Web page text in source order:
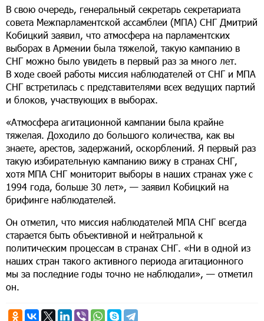
В свою очередь, генеральный секретарь секретариата
совета Межпарламентской ассамблеи (МПА) СНГ Дмитрий
Кобицкий заявил, что атмосфера на парламентских
выборах в Армении была тяжелой, такую кампанию в
СНГ можно было увидеть в первый раз за много лет.
В ходе своей работы миссия наблюдателей от СНГ и МПА
СНГ встретилась с представителями всех ведущих партий
и блоков, участвующих в выборах.
«Атмосфера агитационной кампании была крайне
тяжелая. Доходило до большого количества, как вы
знаете, арестов, задержаний, оскорблений. Я первый раз
такую избирательную кампанию вижу в странах СНГ,
хотя МПА СНГ мониторит выборы в наших странах уже с
1994 года, больше 30 лет», — заявил Кобицкий на
брифинге наблюдателей.
Он отметил, что миссия наблюдателей МПА СНГ всегда
старается быть объективной и нейтральной к
политическим процессам в странах СНГ. «Ни в одной из
наших стран такого активного периода агитационного
мы за последние годы точно не наблюдали», — отметил
он.